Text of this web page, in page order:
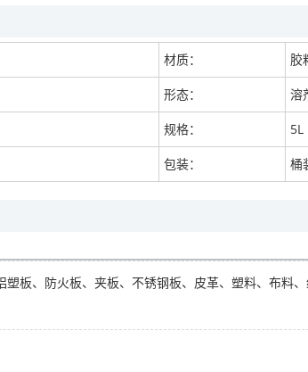
材质： 胶
形态： 溶
规格： 5L
包装： 桶
板、防火板、夹板、不锈钢板、皮革、塑料、布料